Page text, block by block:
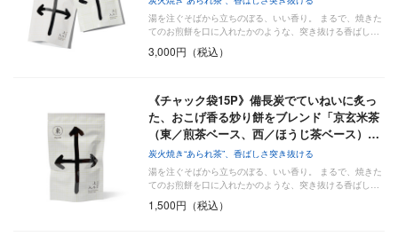
湯を注ぐそばから立ちのぼる、いい香り。 まるで、焼きた
てのお煎餅を口に入れたかのような、突き抜ける香ばし…
3,000円（税込）
《チャック袋15P》備長炭でていねいに炙っ
た、おこげ香る炒り餅をブレンド「京玄米茶
（東／煎茶ベース、西／ほうじ茶ベース）…
炭火焼き“あられ茶”、香ばしさ突き抜ける
湯を注ぐそばから立ちのぼる、いい香り。 まるで、焼きた
てのお煎餅を口に入れたかのような、突き抜ける香ばし…
1,500円（税込）